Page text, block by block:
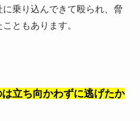
に乗り込んできて殴られ、脅
ともあります。
立ち向かわずに逃げたか